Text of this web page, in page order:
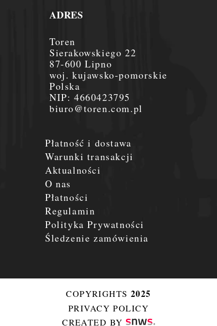
Płatność i dostawa
Warunki transakcji
Aktualności
O nas
Płatności
Regulamin
Polityka Prywatności
Śledzenie zamówienia
ADRES
Toren
Sierakowskiego 22
87-600 Lipno
woj. kujawsko-pomorskie
Polska
NIP:4660423795
biuro@toren.com.pl
COPYRIGHTS 2025
PRIVACY POLICY
CREATED BY